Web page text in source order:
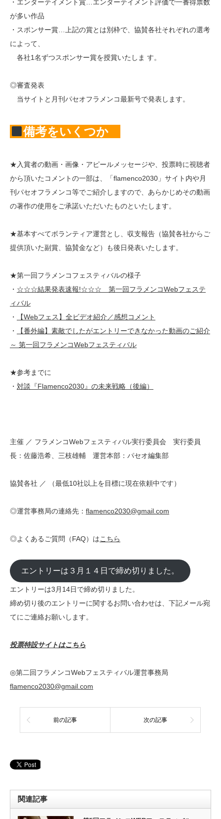
・エンターテイメント賞…エンターテイメント評価で一番得票数
が多い作品
・スポンサー賞…上記の賞とは別枠で、協賛各社それぞれの選考
によって、
各社1名ずつスポンサー賞を授賞いたしま す。
◎審査発表
当サイトと月刊パセオフラメンコ最新号で発表します。
備考をいくつか
★入賞者の動画・画像・アピールメッセージや、投票時に視聴者
から頂いたコメントの一部は、「flamenco2030」サイト内や月
刊パセオフラメンコ等でご紹介しますので、あらかじめその動画
の著作の使用をご承諾いただいたものといたします。
★基本すべてボランティア運営とし、収支報告（協賛各社からご
提供頂いた副賞、協賛金など）も後日発表いたします。
★第一回フラメンコフェスティバルの様子
・ ☆☆☆結果発表速報!☆☆☆ 第一回フラメンコWebフェステ
ィバル
・
【Webフェス】全ビデオ紹介／感想コメント
・
【番外編】素敵でしたがエントリーできなかった動画のご紹介
～ 第一回フラメンコWebフェスティバル
★参考までに
・ 対談『Flamenco2030』の未来戦略（後編）
主催 ／ フラメンコWebフェスティバル実行委員会 実行委員
長：佐藤浩希、三枝雄輔 運営本部：パセオ編集部
協賛各社 ／ （最低10社以上を目標に現在依頼中です）
◎運営事務局の連絡先： flamenco2030@gmail.com
◎よくあるご質問（FAQ）はこちら
エントリーは３月１４日で締め切りました。
エントリーは3月14日で締め切りました。
締め切り後のエントリーに関するお問い合わせは、下記メール宛
てにご連絡お願いします。
投票特設サイトはこちら
◎第二回フラメンコWebフェスティバル運営事務局
flamenco2030@gmail.com
前の記事 次の記事
関連記事